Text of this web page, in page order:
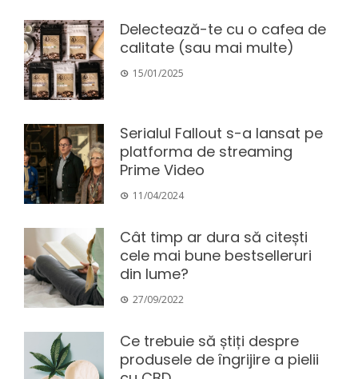
Delectează-te cu o cafea de
calitate (sau mai multe)
15/01/2025
Serialul Fallout s-a lansat pe
platforma de streaming
Prime Video
11/04/2024
Cât timp ar dura să citești
cele mai bune bestselleruri
din lume?
27/09/2022
Ce trebuie să știți despre
produsele de îngrijire a pielii